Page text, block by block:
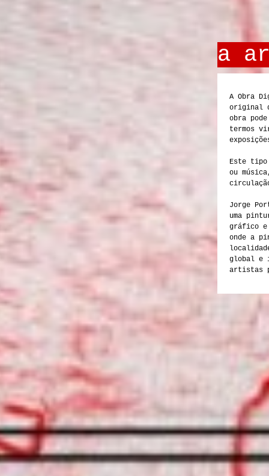
a
A Obra
original
obra
termos
Este tipo
ou
Jorge
uma
gráfico e
onde a
global e
artistas